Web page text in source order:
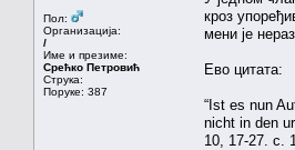
Пол:
Организација:
/
Име и презиме:
Срећко Петровић
Струка:
Поруке: 387
кроз
мени је
Ево цитата:
“Ist es nun
nicht in den
10, 17-27. c.